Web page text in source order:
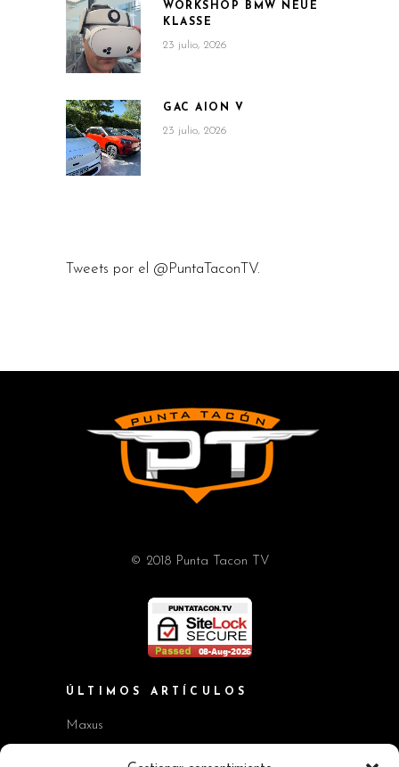
WORKSHOP BMW NEUE
KLASSE
23 julio, 2026
GAC AION V
23 julio, 2026
Tweets por el @PuntaTaconTV.
© 2018 Punta Tacon TV
ÚLTIMOS ARTÍCULOS
Maxus
Workshop BMW Neue Klasse